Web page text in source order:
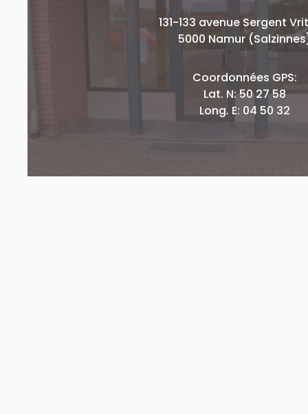
131-133 avenue Sergent
5000 Namur
Coordonnées GPS:
Lat. N: 50 27 58
Long. E: 04 50 32